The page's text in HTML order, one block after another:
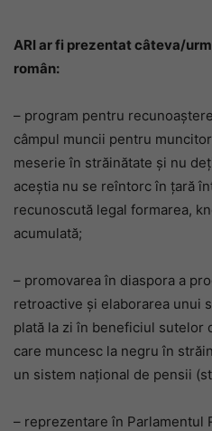
ARI ar fi prezentat câteva/
român:
– program pentru
câmpul muncii pentru
meserie în străinătate şi nu
aceştia nu se reîntorc în ţară
recunoscută legal formarea,
acumulată;
– promovarea în diaspora a
retroactive şi elaborarea unui
plată la zi în beneficiul sutelor
care muncesc la negru în
un sistem naţional de pensii
– reprezentare în Parlamentul